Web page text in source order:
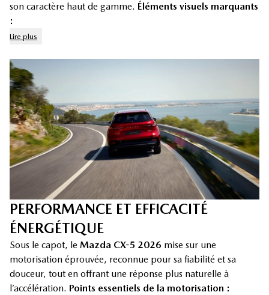
son caractère haut de gamme. Éléments visuels marquants
:
Lire plus
PERFORMANCE ET EFFICACITÉ
ÉNERGÉTIQUE
Sous le capot, le Mazda CX-5 2026 mise sur une
motorisation éprouvée, reconnue pour sa fiabilité et sa
douceur, tout en offrant une réponse plus naturelle à
l’accélération. Points essentiels de la motorisation :